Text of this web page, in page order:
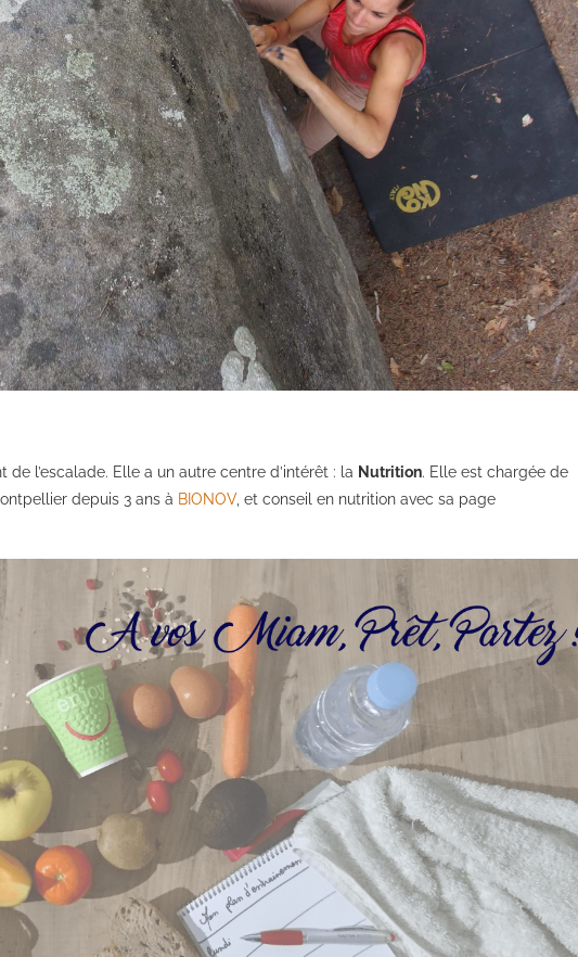
de l’escalade. Elle a un autre centre d’intérêt : la Nutrition. Elle est chargée de
depuis 3 ans à BIONOV, et conseil en nutrition avec sa page